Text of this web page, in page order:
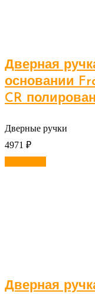
Дверная
основании
CR
Дверные ручки
4971 ₽
Дверная